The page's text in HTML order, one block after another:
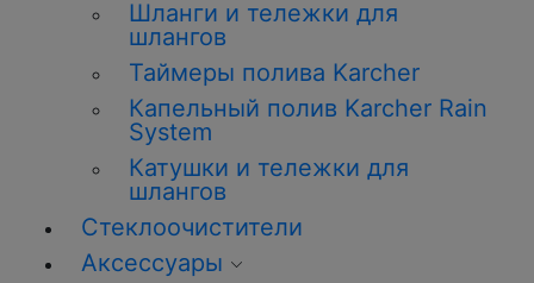
Шланги и тележки для
шлангов
Таймеры полива Karcher
Капельный полив Karcher Rain
System
Катушки и тележки для
шлангов
Стеклоочистители
Аксессуары